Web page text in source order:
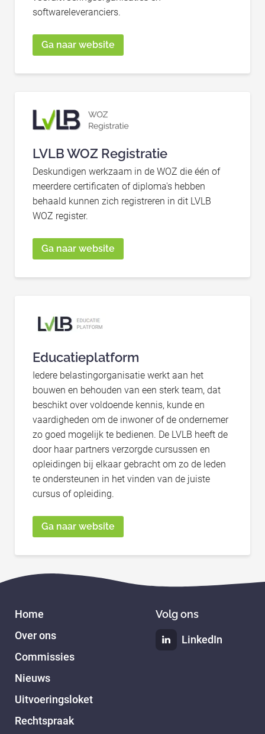
softwareleveranciers.
Ga naar website
LVLB WOZ Registratie
Deskundigen werkzaam in de WOZ die één of
meerdere certificaten of diploma's hebben
behaald kunnen zich registreren in dit LVLB
WOZ register.
Ga naar website
Educatieplatform
Iedere belastingorganisatie werkt aan het
bouwen en behouden van een sterk team, dat
beschikt over voldoende kennis, kunde en
vaardigheden om de inwoner of de ondernemer
zo goed mogelijk te bedienen. De LVLB heeft de
door haar partners verzorgde cursussen en
opleidingen bij elkaar gebracht om zo de leden
te ondersteunen in het vinden van de juiste
cursus of opleiding.
Ga naar website
Home
Over ons
Commissies
Nieuws
Uitvoeringsloket
Rechtspraak
Volg ons
LinkedIn